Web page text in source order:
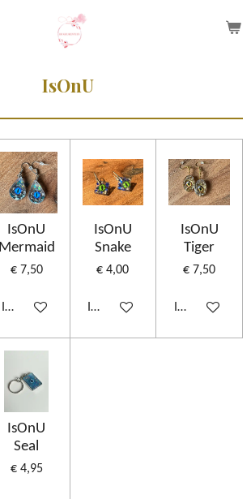
IsOnU
IsOnU
Mermaid
€ 7,50
In winkelwagen
IsOnU
Snake
€ 4,00
In winkelwagen
IsOnU
Tiger
€ 7,50
In
IsOnU
Seal
€ 4,95